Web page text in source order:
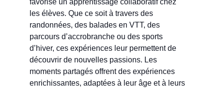
favorise un apprentissage collaboratif chez
les élèves. Que ce soit à travers des
randonnées, des balades en VTT, des
parcours d’accrobranche ou des sports
d’hiver, ces expériences leur permettent de
découvrir de nouvelles passions. Les
moments partagés offrent des expériences
enrichissantes, adaptées à leur âge et à leurs